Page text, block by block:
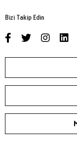
Bizi Takip Edin